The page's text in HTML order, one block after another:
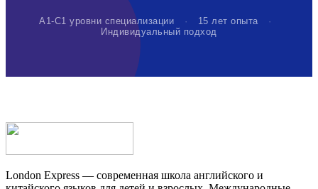
А1-С1 уровни специализации · 15 лет опыта
·
Индивидуальный подход
London Express — современная школа английского и